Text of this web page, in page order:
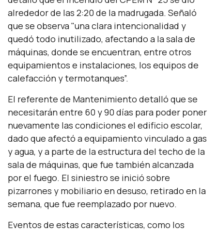
alrededor de las 2:20 de la madrugada. Señaló
que se observa "una clara intencionalidad y
quedó todo inutilizado, afectando a la sala de
máquinas, donde se encuentran, entre otros
equipamientos e instalaciones, los equipos de
calefacción y termotanques”.
El referente de Mantenimiento detalló que se
necesitarán entre 60 y 90 días para poder poner
nuevamente las condiciones el edificio escolar,
dado que afectó a equipamiento vinculado a gas
y agua, y a parte de la estructura del techo de la
sala de máquinas, que fue también alcanzada
por el fuego. El siniestro se inició sobre
pizarrones y mobiliario en desuso, retirado en la
semana, que fue reemplazado por nuevo.
Eventos de estas características, como los